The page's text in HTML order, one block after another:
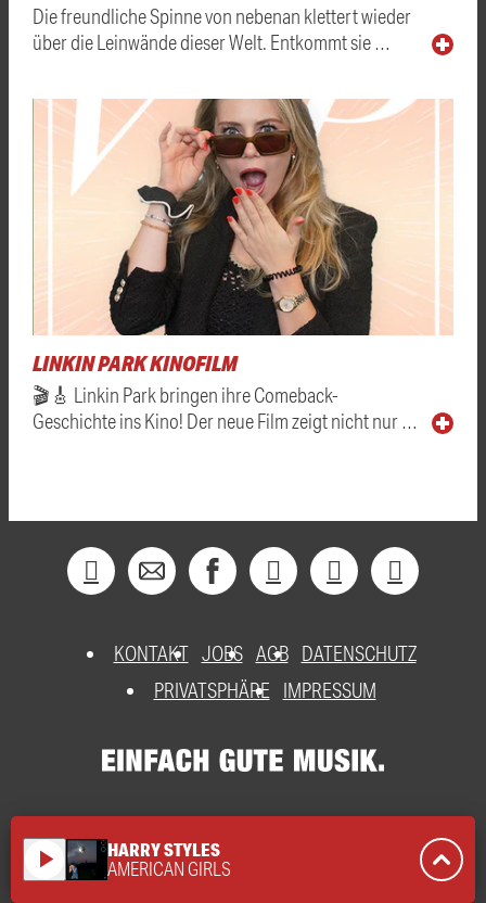
Die freundliche Spinne von nebenan klettert wieder
über die Leinwände dieser Welt. Entkommt sie …
LINKIN PARK KINOFILM
🎬🎸 Linkin Park bringen ihre Comeback-
Geschichte ins Kino! Der neue Film zeigt nicht nur …
KONTAKT JOBS AGB DATENSCHUTZ
PRIVATSPHÄRE
IMPRESSUM
play_arrow HARRY STYLES
AMERICAN GIRLS